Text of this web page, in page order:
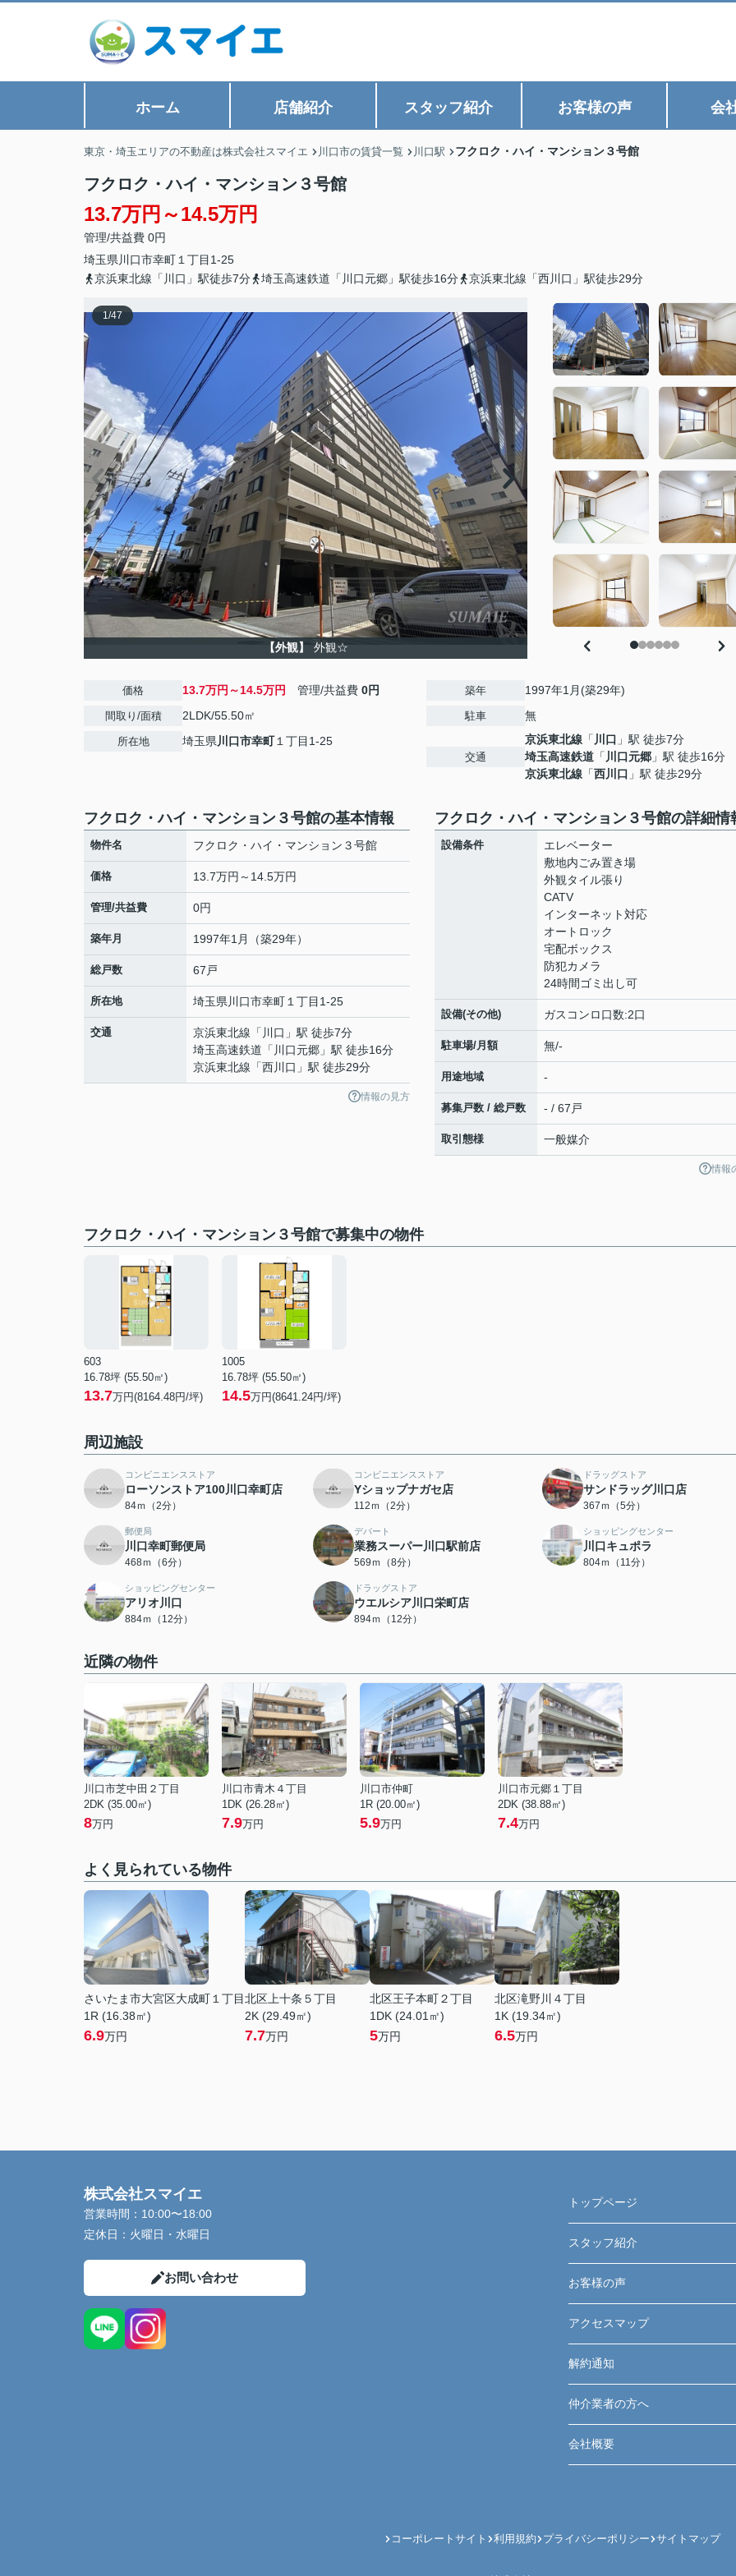
ホーム 店舗紹介 スタッフ紹介 お客様の声 会
東京・埼玉エリアの不動産は株式会社スマイエ 川口市の賃貸一覧 川口駅 フクロク・ハイ・マンション３号館
フクロク・ハイ・マンション３号館
13.7万円～14.5万円
管理/共益費 0円
埼玉県 川口市幸町 １丁目1-25
京浜東北線「川口」駅徒歩7分
埼玉高速鉄道「川口元郷」駅徒歩16分 京浜東北線「西川口」駅徒歩29分
1/47
【外観】 外観☆
価格 13.7万円～14.5万円 管理/共益費 0円
間取り/面積 2LDK/55.50㎡
所在地 埼玉県川口市幸町１丁目1-25
築年 1997年1月(築29年)
駐車 無
交通
京浜東北線 「 川口 」駅 徒歩7分
埼玉高速鉄道 「 川口元郷 」駅 徒歩16分
京浜東北線 「西川口 」駅 徒歩29分
フクロク・ハイ・マンション３号館の基本情報
物件名 フクロク・ハイ・マンション３号館
価格 13.7万円～14.5万円
管理/共益費 0円
築年月 1997年1月（築29年）
総戸数 67戸
所在地 埼玉県 川口市幸町 １丁目1-25
交通 京浜東北線 「 川口 」駅 徒歩7分
埼玉高速鉄道 「 川口元郷 」駅 徒歩16分
京浜東北線 「西川口 」駅 徒歩29分
情報の見方
フクロク・ハイ・マンション３号館の詳細情
設備条件
エレベーター
敷地内ごみ置き場
外観タイル張り
CATV
インターネット対応
オートロック
宅配ボックス
防犯カメラ
24時間ゴミ出し可
設備(その他) ガスコンロ口数:2口
駐車場/月額 無/-
用途地域 -
募集戸数 / 総戸数 - / 67戸
取引態様 一般媒介
情報
フクロク・ハイ・マンション３号館で募集中の物件
603
16.78坪 (55.50㎡)
13.7万円(8164.48円/坪)
1005
16.78坪 (55.50㎡)
14.5万円(8641.24円/坪)
周辺施設
コンビニエンスストア
ローソンストア100川口幸町店
84ｍ（2分）
コンビニエンスストア
Yショップナガセ店
112ｍ（2分）
ドラッグストア
サンドラッグ川口店
367ｍ（5分）
郵便局
川口幸町郵便局
468ｍ（6分）
デパート
業務スーパー川口駅前店
569ｍ（8分）
ショッピングセンター
川口キュポラ
804ｍ（11分）
ショッピングセンター
アリオ川口
884ｍ（12分）
ドラッグストア
ウエルシア川口栄町店
894ｍ（12分）
近隣の物件
川口市芝中田２丁目
2DK (35.00㎡)
8万円
川口市青木４丁目
1DK (26.28㎡)
7.9万円
川口市仲町
1R (20.00㎡)
5.9万円
川口市元郷１丁目
2DK (38.88㎡)
7.4万円
よく見られている物件
さいたま市大宮区大成町１丁目
1R (16.38㎡)
6.9万円
北区上十条５丁目
2K (29.49㎡)
7.7万円
北区王子本町２丁目
1DK (24.01㎡)
5万円
北区滝野川４丁目
1K (19.34㎡)
6.5万円
株式会社スマイエ
営業時間： 10:00〜18:00
定休日： 火曜日・水曜日
お問い合わせ
トップページ
スタッフ紹介
お客様の声
アクセスマップ
解約通知
仲介業者の方へ
会社概要
コーポレートサイト 利用規約 プライバシーポリシー サイトマップ